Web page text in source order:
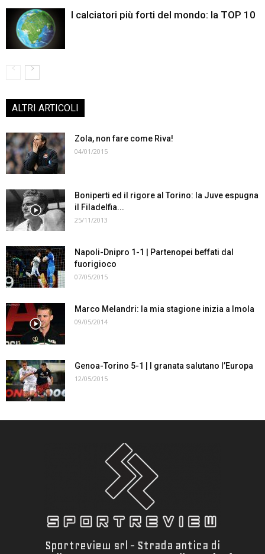
I calciatori più forti del mondo: la TOP 10
ALTRI ARTICOLI
Zola, non fare come Riva!
04/01/2015
Boniperti ed il rigore al Torino: la Juve espugna
il Filadelfia...
25/11/2013
Napoli-Dnipro 1-1 | Partenopei beffati dal
fuorigioco
07/05/2015
Marco Melandri: la mia stagione inizia a Imola
09/05/2014
Genoa-Torino 5-1 | I granata salutano l’Europa
12/05/2015
Sportreview srl - Strada antica di